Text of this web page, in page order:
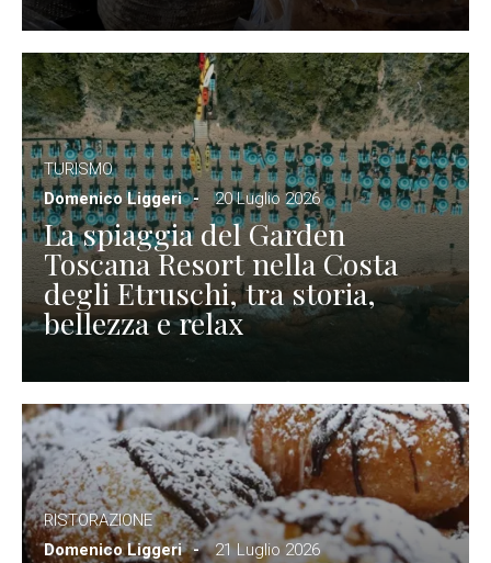
TURISMO
Domenico Liggeri
20 Luglio 2026
La spiaggia del Garden
Toscana Resort nella Costa
degli Etruschi, tra storia,
bellezza e relax
RISTORAZIONE
Domenico Liggeri
21 Luglio 2026